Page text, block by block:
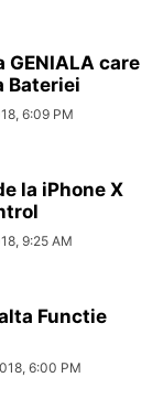
GENIALA care
Bateriei
6:09 PM
la iPhone X
9:25 AM
Functie
6:00 PM